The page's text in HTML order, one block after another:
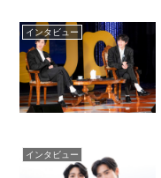
インタビュー
インタビュー